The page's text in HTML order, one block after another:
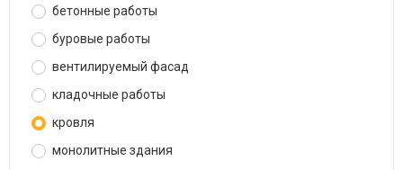
бетонные работы
буровые работы
вентилируемый фасад
кладочные работы
кровля
монолитные здания